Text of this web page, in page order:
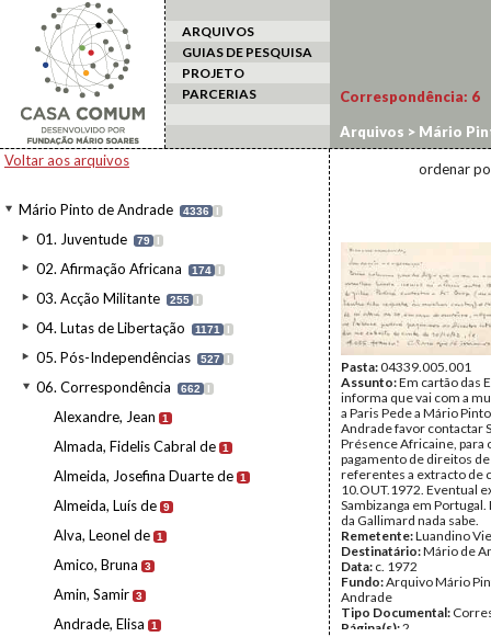
ARQUIVOS
GUIAS DE PESQUISA
PROJETO
PARCERIAS
Voltar aos arquivos
Mário Pinto de Andrade 4336 I
01. Juventude 79 I
02. Afirmação Africana 174 I
03. Acção Militante 255 I
04. Lutas de Libertação 1171 I
05. Pós-Independências 527 I
06. Correspondência 662 I
Alexandre, Jean 1
Almada, Fidelis Cabral de 1
Almeida, Josefina Duarte de 1
Almeida, Luís de 9
Alva, Leonel de 1
Amico, Bruna 3
Amin, Samir 3
Andrade, Elisa 1
Correspondência: 6
Arquivos > Mário
ordenar
Pasta:04339.005.001
Assunto:Em cartão das
informa que vai com a
a Paris Pede a Mário
Andrade favor contactar
Présence Africaine, para
pagamento de direitos
referentes a extracto de
10.OUT.1972. Eventual
Sambizanga em Portugal.
da Gallimard nada sabe.
Remetente:Luandino
Destinatário:Mário de
Data: c. 1972
Fundo:Arquivo Mário
Andrade
Tipo Documental:
Página(s):2